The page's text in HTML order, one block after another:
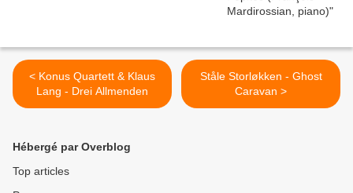
< Konus Quartett & Klaus
Lang - Drei Allmenden
Ståle Storløkken - Ghost
Caravan >
Hébergé par Overblog
Top articles